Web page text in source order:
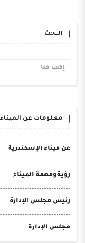
البحث
معلومات عن الميناء
عن ميناء الإسكندرية
رؤية ومهمة الميناء
رئيس مجلس الإدارة
مجلس الإدارة